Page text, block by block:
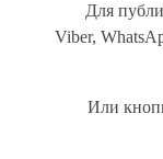
Для
Viber,
Или